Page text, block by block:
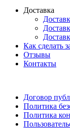
Доставка
Как сделать
Отзывы
Контакты
Договор
Политика
Политика